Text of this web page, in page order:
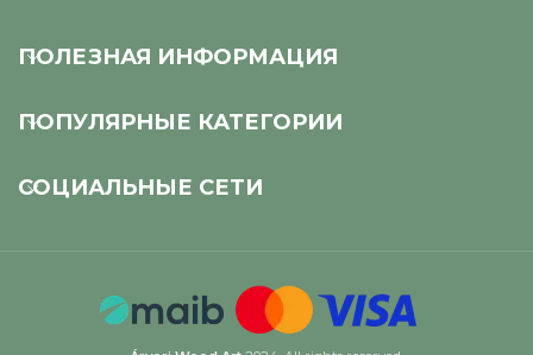
ПОЛЕЗНАЯ ИНФОРМАЦИЯ
ПОПУЛЯРНЫЕ КАТЕГОРИИ
СОЦИАЛЬНЫЕ СЕТИ